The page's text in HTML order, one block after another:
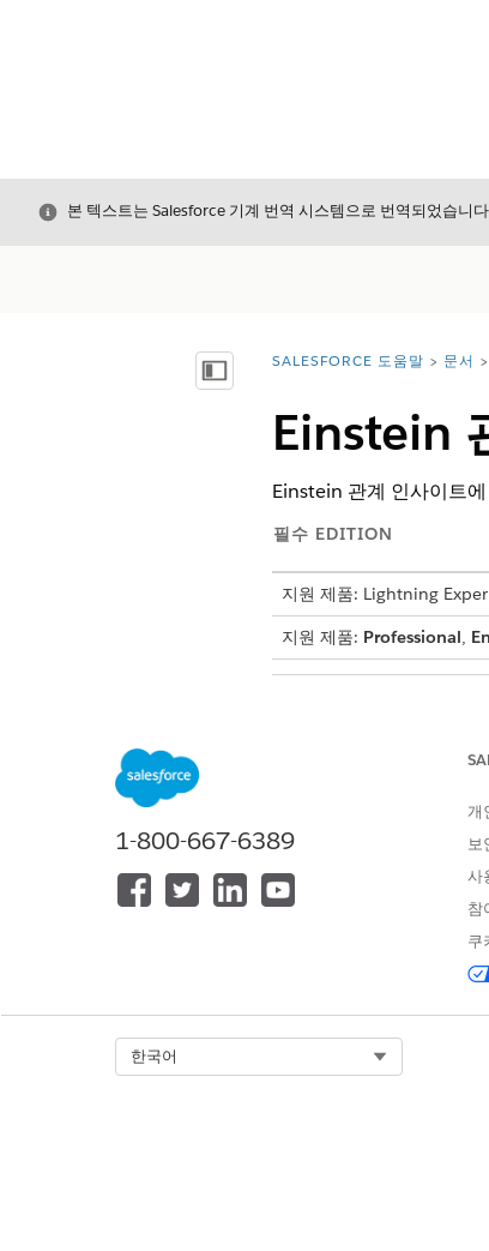
닫기본 텍스트는 Salesforce 기계 번역 시스템으로 번역되었습니
목차 표시 위치:
SALESFORCE 도움말 문서
Einstein
Einstein 관계 인사이트
필수 EDITION
지원 제품: Lightning
지원 제품: Professional,
설정에서 빠른 찾기 상자
액세스 권한을 부여할
1-800-667-6389
개
보
사
참
쿠
한국어